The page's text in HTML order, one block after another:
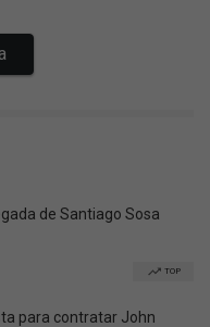
de Santiago Sosa
TOP
para contratar John